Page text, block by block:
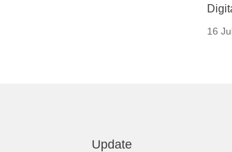
16
Update